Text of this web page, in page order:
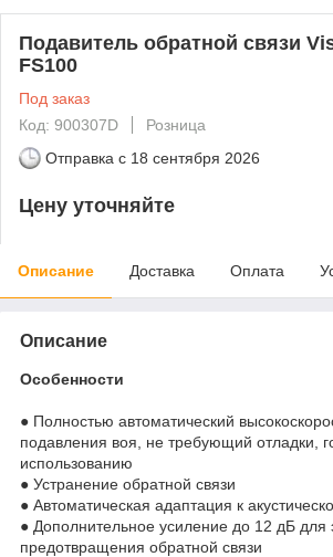
Подавитель обратной связи
FS100
Под заказ
Код: 900307D
Розница
Отправка с 18 сентября 2026
Цену уточняйте
Описание Доставка Оплата
Описание
Особенности
● Полностью автоматический
подавления воя, не требующий отладки,
использованию
● Устранение обратной связи
● Автоматическая адаптация к
● Дополнительное усиление до 12 дБ для
предотвращения обратной связи